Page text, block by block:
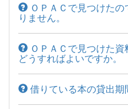
ＯＰＡＣで見つけた
りません。
ＯＰＡＣで見つけた資
どうすればよいですか。
借りている本の貸出